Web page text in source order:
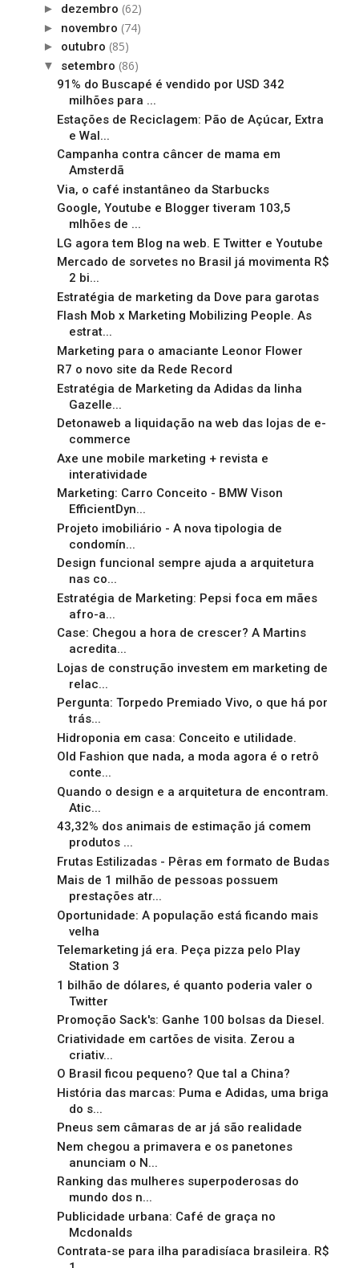
► dezembro (62)
► novembro (74)
► outubro (85)
▼ setembro (86)
91% do Buscapé é vendido por USD 342
milhões para ...
Estações de Reciclagem: Pão de Açúcar, Extra
e Wal...
Campanha contra câncer de mama em
Amsterdã
Via, o café instantâneo da Starbucks
Google, Youtube e Blogger tiveram 103,5
mlhões de ...
LG agora tem Blog na web. E Twitter e Youtube
Mercado de sorvetes no Brasil já movimenta R$
2 bi...
Estratégia de marketing da Dove para garotas
Flash Mob x Marketing Mobilizing People. As
estrat...
Marketing para o amaciante Leonor Flower
R7 o novo site da Rede Record
Estratégia de Marketing da Adidas da linha
Gazelle...
Detonaweb a liquidação na web das lojas de e-
commerce
Axe une mobile marketing + revista e
interatividade
Marketing: Carro Conceito - BMW Vison
EfficientDyn...
Projeto imobiliário - A nova tipologia de
condomín...
Design funcional sempre ajuda a arquitetura
nas co...
Estratégia de Marketing: Pepsi foca em mães
afro-a...
Case: Chegou a hora de crescer? A Martins
acredita...
Lojas de construção investem em marketing de
relac...
Pergunta: Torpedo Premiado Vivo, o que há por
trás...
Hidroponia em casa: Conceito e utilidade.
Old Fashion que nada, a moda agora é o retrô
conte...
Quando o design e a arquitetura de encontram.
Atic...
43,32% dos animais de estimação já comem
produtos ...
Frutas Estilizadas - Pêras em formato de Budas
Mais de 1 milhão de pessoas possuem
prestações atr...
Oportunidade: A população está ficando mais
velha
Telemarketing já era. Peça pizza pelo Play
Station 3
1 bilhão de dólares, é quanto poderia valer o
Twitter
Promoção Sack's: Ganhe 100 bolsas da Diesel.
Criatividade em cartões de visita. Zerou a
criativ...
O Brasil ficou pequeno? Que tal a China?
História das marcas: Puma e Adidas, uma briga
do s...
Pneus sem câmaras de ar já são realidade
Nem chegou a primavera e os panetones
anunciam o N...
Ranking das mulheres superpoderosas do
mundo dos n...
Publicidade urbana: Café de graça no
Mcdonalds
Contrata-se para ilha paradisíaca brasileira. R$